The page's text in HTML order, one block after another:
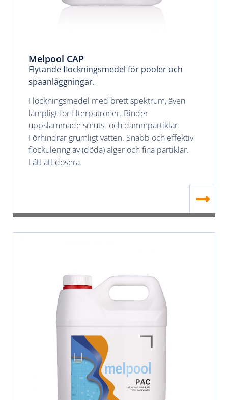
Melpool CAP
Flytande flockningsmedel för pooler och
spaanläggningar.
Flockningsmedel med brett spektrum, även
lämpligt för filterpatroner. Binder
uppslammade smuts- och dammpartiklar.
Förhindrar grumligt vatten. Snabb och effektiv
flockulering av (döda) alger och fina partiklar.
Lätt att dosera.